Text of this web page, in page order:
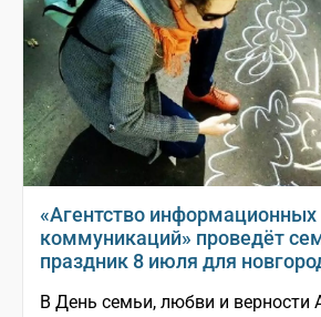
«Агентство информационных
коммуникаций» проведёт
праздник 8 июля для
В День семьи, любви и верности